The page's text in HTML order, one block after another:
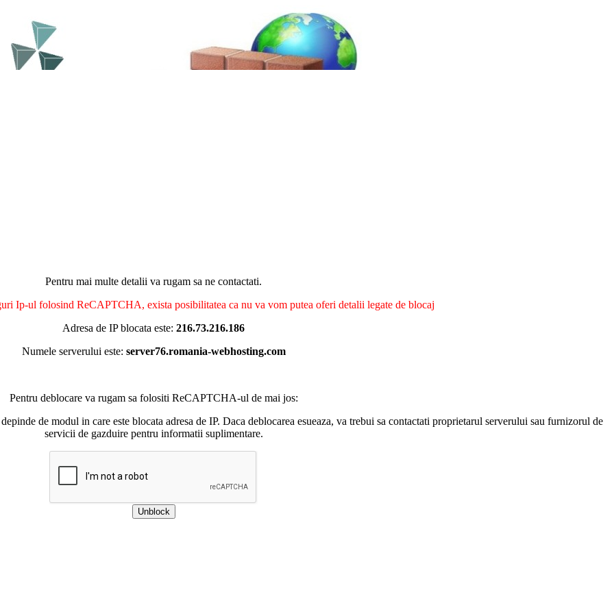
Pentru mai multe detalii va rugam sa ne contactati.
Ip-ul folosind ReCAPTCHA, exista posibilitatea ca nu va vom putea oferi detalii legate de blocaj
Adresa de IP blocata este: 216.73.216.186
Numele serverului este: server76.romania-webhosting.com
Pentru deblocare va rugam sa folositi ReCAPTCHA-ul de mai jos:
de modul in care este blocata adresa de IP. Daca deblocarea esueaza, va trebui sa contactati proprietarul serverului sau furnizorul de
servicii de gazduire pentru informatii suplimentare.